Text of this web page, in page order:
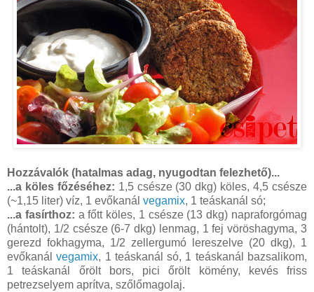
Hozzávalók (hatalmas adag, nyugodtan felezhető)...
...a köles főzéséhez: 1,5 csésze (30 dkg) köles, 4,5 csésze
(~1,15 liter) víz, 1 evőkanál vegamix, 1 teáskanál só;
...a fasírthoz: a főtt köles, 1 csésze (13 dkg) napraforgómag
(hántolt), 1/2 csésze (6-7 dkg) lenmag, 1 fej vöröshagyma, 3
gerezd fokhagyma, 1/2 zellergumó lereszelve (20 dkg), 1
evőkanálvegamix, 1 teáskanál só, 1 teáskanál bazsalikom,
1 teáskanál őrölt bors, pici őrölt kömény, kevés friss
petrezselyem aprítva, szőlőmagolaj.